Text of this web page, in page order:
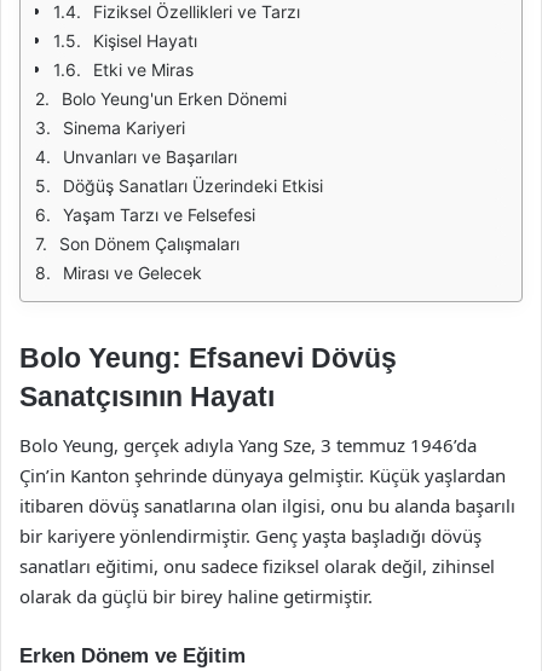
Fiziksel Özellikleri ve Tarzı
Kişisel Hayatı
Etki ve Miras
Bolo Yeung'un Erken Dönemi
Sinema Kariyeri
Unvanları ve Başarıları
Döğüş Sanatları Üzerindeki Etkisi
Yaşam Tarzı ve Felsefesi
Son Dönem Çalışmaları
Mirası ve Gelecek
Bolo Yeung: Efsanevi Dövüş
Sanatçısının Hayatı
Bolo Yeung, gerçek adıyla Yang Sze, 3 temmuz 1946’da
Çin’in Kanton şehrinde dünyaya gelmiştir. Küçük yaşlardan
itibaren dövüş sanatlarına olan ilgisi, onu bu alanda başarılı
bir kariyere yönlendirmiştir. Genç yaşta başladığı dövüş
sanatları eğitimi, onu sadece fiziksel olarak değil, zihinsel
olarak da güçlü bir birey haline getirmiştir.
Erken Dönem ve Eğitim